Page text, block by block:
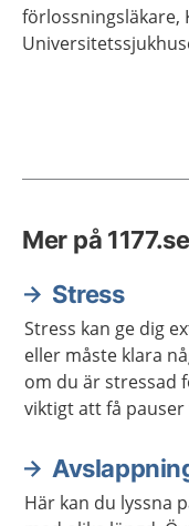
förlossningsläkare,
Mer på 1177.se
Stress
Stress kan ge dig
eller måste klara
om du är stressad
viktigt att få
Här kan du lyssna